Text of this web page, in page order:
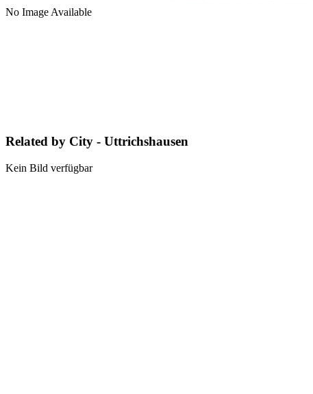
No Image Available
Related by City - Uttrichshausen
Kein Bild verfügbar